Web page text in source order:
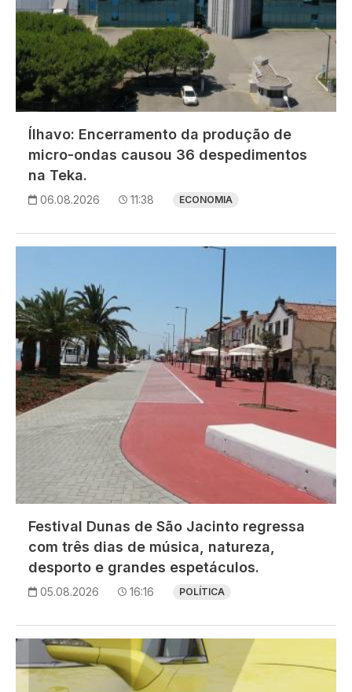
Ílhavo: Encerramento da produção de
micro-ondas causou 36 despedimentos
na Teka.
06.08.2026 11:38 ECONOMIA
Festival Dunas de São Jacinto regressa
com três dias de música, natureza,
desporto e grandes espetáculos.
05.08.2026 16:16 POLÍTICA
Imagem